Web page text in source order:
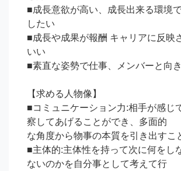
■成⻑意欲が高い、成⻑出来る環境
したい
■成⻑や成果が報酬 キャリアに反映
いい
■素直な姿勢で仕事、メンバーと向
【求める人物像】
■コミュニケーション力:相手が感じ
察してあげることができ、多面的
な角度から物事の本質を引き出すこ
■主体的:主体性を持って次に何をし
ないのかを自分事として考えて行